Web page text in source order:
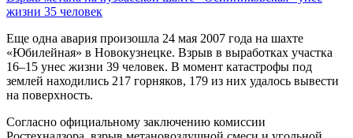
жизни 35 человек
Еще одна авария произошла 24 мая 2007 года на шахте
«Юбилейная» в Новокузнецке. Взрыв в выработках участка
16–15 унес жизни 39 человек. В момент катастрофы под
землей находились 217 горняков, 179 из них удалось вывести
на поверхность.
Согласно официальному заключению комиссии